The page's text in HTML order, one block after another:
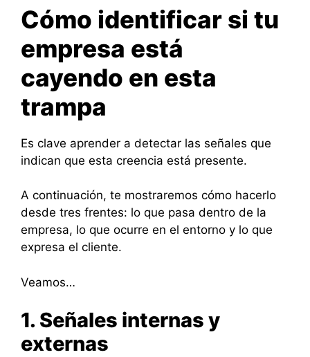
Cómo identificar si tu
empresa está
cayendo en esta
trampa
Es clave aprender a detectar las señales que
indican que esta creencia está presente.
A continuación, te mostraremos cómo hacerlo
desde tres frentes: lo que pasa dentro de la
empresa, lo que ocurre en el entorno y lo que
expresa el cliente.
Veamos…
1. Señales internas y
externas